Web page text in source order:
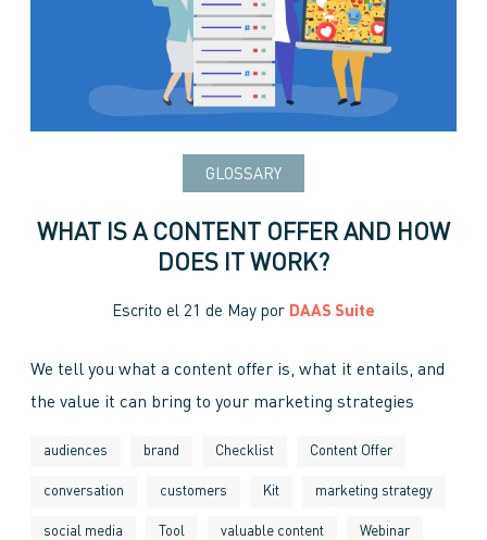
GLOSSARY
WHAT IS A CONTENT OFFER AND HOW
DOES IT WORK?
Escrito el 21 de May por DAAS Suite
We tell you what a content offer is, what it entails, and
the value it can bring to your marketing strategies
audiences brand Checklist Content Offer
conversation customers Kit marketing strategy
social media Tool valuable content Webinar